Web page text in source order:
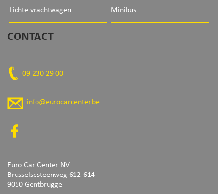
Lichte vrachtwagen Minibus
CONTACT
09 230 29 00
info@eurocarcenter.be
Euro Car Center NV
Brusselsesteenweg 612-614
9050 Gentbrugge